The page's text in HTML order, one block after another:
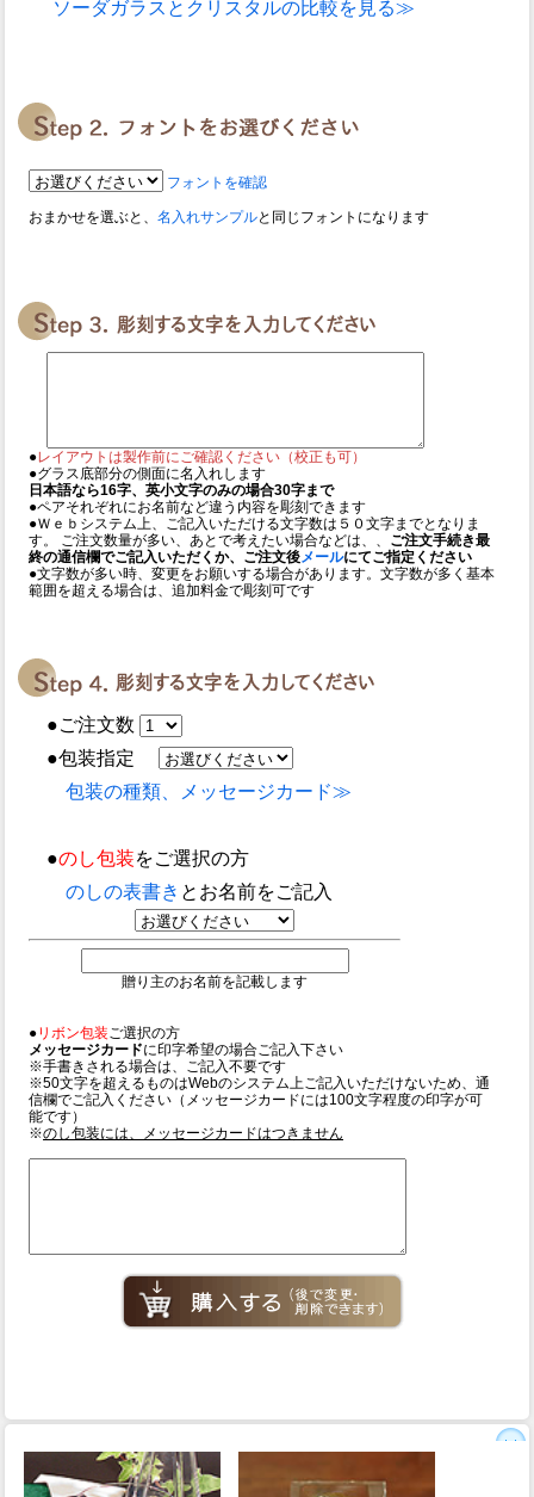
ソーダガラスとクリスタルの比較を見る≫
フォントを確認
おまかせを選ぶと、 名入れサンプルと同じフォントになります
●レイアウトは製作前にご確認ください（校正も可）
●グラス底部分の側面に名入れします
日本語なら16字、英小文字のみの場合30字まで
●ペアそれぞれにお名前など違う内容を彫刻できます
●Ｗｅｂシステム上、ご記入いただける文字数は５０文字までとなりま
す。 ご注文数量が多い、あとで考えたい場合などは、、 ご注文手続き最
終の通信欄でご記入いただくか、ご注文後 メールにてご指定ください
●文字数が多い時、変更をお願いする場合があります。文字数が多く基本
範囲を超える場合は、追加料金で彫刻可です
●ご注文数
●包装指定
包装の種類、メッセージカード≫
●のし包装をご選択の方
のしの表書き とお名前をご記入
贈り主のお名前を記載します
●リボン包装 ご選択の方
メッセージカードに印字希望の場合ご記入下さい
※手書きされる場合は、ご記入不要です
※50文字を超えるものはWebのシステム上ご記入いただけないため、通
信欄でご記入ください（メッセージカードには100文字程度の印字が可
能です）
※のし包装には、メッセージカードはつきません